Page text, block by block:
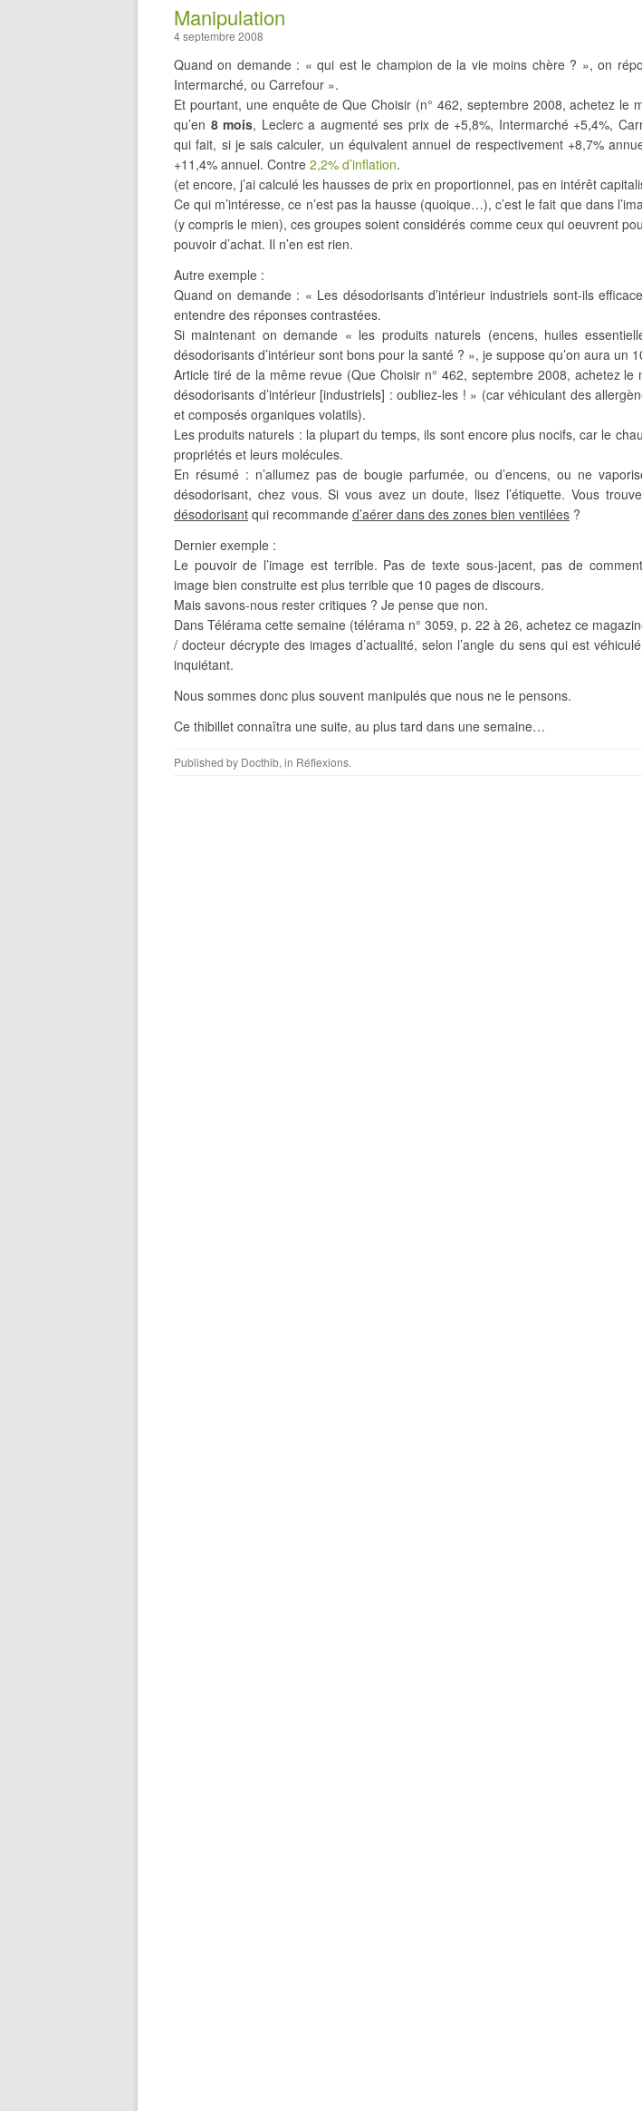
Manipulation
4 septembre 2008
Quand on demande : « qui est le champion de la vie moins chère ? », on
Intermarché, ou Carrefour ».
Et pourtant, une enquête de Que Choisir (n° 462, septembre 2008, achetez le
qu’en 8 mois, Leclerc a augmenté ses prix de +5,8%, Intermarché +5,4%,
qui fait, si je sais calculer, un équivalent annuel de respectivement +8,7%
+11,4% annuel. Contre 2,2% d’inflation.
(et encore, j’ai calculé les hausses de prix en proportionnel, pas en intérêt
Ce qui m’intéresse, ce n’est pas la hausse (quoique…), c’est le fait que dans
(y compris le mien), ces groupes soient considérés comme ceux qui oeuvrent
pouvoir d’achat. Il n’en est rien.
Autre exemple :
Quand on demande : « Les désodorisants d’intérieur industriels sont-ils
entendre des réponses contrastées.
Si maintenant on demande « les produits naturels (encens, huiles
désodorisants d’intérieur sont bons pour la santé ? », je suppose qu’on aura un
Article tiré de la même revue (Que Choisir n° 462, septembre 2008, achetez le
désodorisants d’intérieur [industriels] : oubliez-les ! » (car véhiculant des
et composés organiques volatils).
Les produits naturels : la plupart du temps, ils sont encore plus nocifs, car le
propriétés et leurs molécules.
En résumé : n’allumez pas de bougie parfumée, ou d’encens, ou ne
désodorisant, chez vous. Si vous avez un doute, lisez l’étiquette. Vous
désodorisant qui recommande d’aérer dans des zones bien ventilées ?
Dernier exemple :
Le pouvoir de l’image est terrible. Pas de texte sous-jacent, pas de
image bien construite est plus terrible que 10 pages de discours.
Mais savons-nous rester critiques ? Je pense que non.
Dans Télérama cette semaine (télérama n° 3059, p. 22 à 26, achetez ce
/ docteur décrypte des images d’actualité, selon l’angle du sens qui est
inquiétant.
Nous sommes donc plus souvent manipulés que nous ne le pensons.
Ce thibillet connaîtra une suite, au plus tard dans une semaine…
Published by Docthib, in Réflexions.